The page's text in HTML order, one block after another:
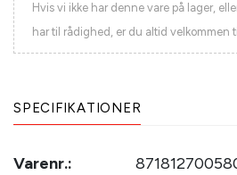
Hvis vi ikke har denne vare på lager,
har til rådighed, er du altid velkommen
SPECIFIKATIONER
Varenr.: